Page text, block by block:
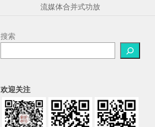
流媒体合并式功放
搜索
欢迎关注